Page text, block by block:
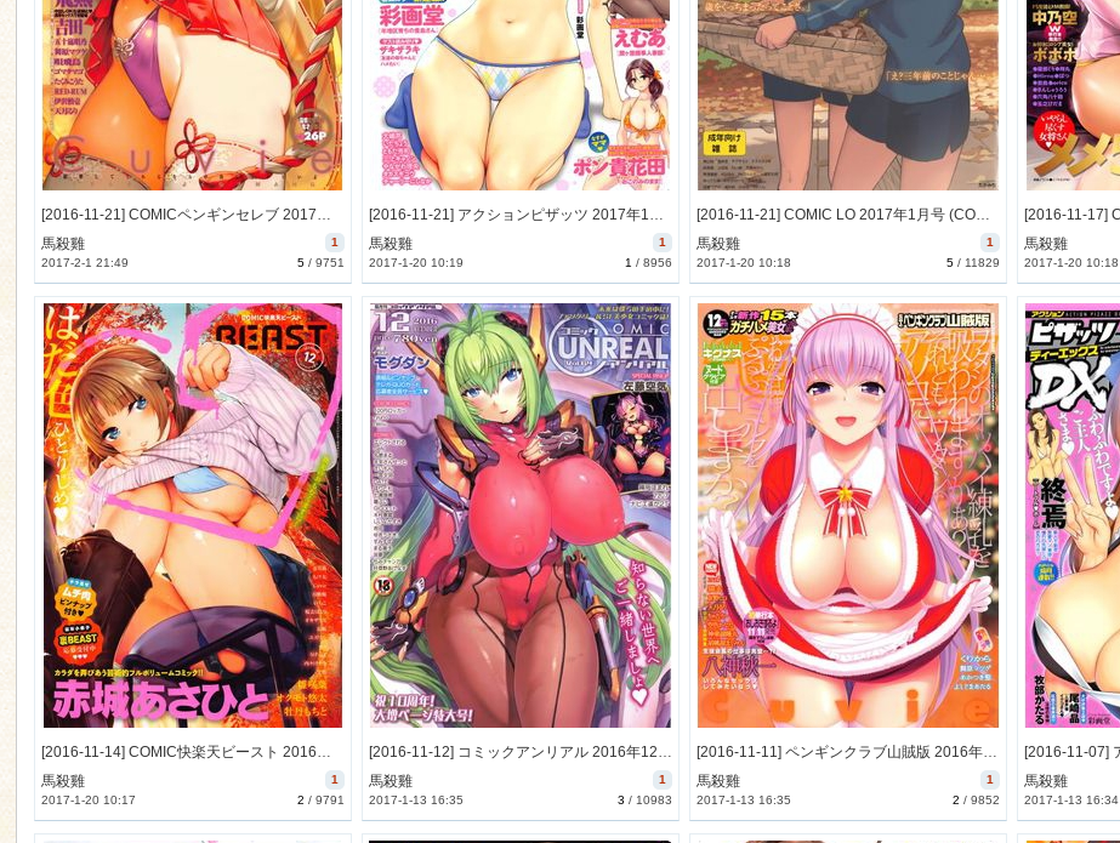
[2016-11-21] COMICペンギンセレブ 2017年1月号 (COMIC Penguin Celeb 2017-1)
1
馬殺雞
5 /9751
2017-2-1 21:49
[2016-11-21] アクションピザッツ 2017年1月号 (Action Pizazz 2017-1)
1
馬殺雞
1 /8956
2017-1-20 10:19
[2016-11-21] COMIC LO 2017年1月号 (COMIC LO 2017-1)
1
馬殺雞
5 / 11829
2017-1-20 10:18
馬殺雞
2017-1-20 10:18
[2016-11-14] COMIC快楽天ビースト 2016年12月号 (COMIC Kairakuten Beast 2016-12)
1
馬殺雞
2 /9791
2017-1-20 10:17
[2016-11-12] コミックアンリアル 2016年12月号 (COMIC Unreal 2016-12)
1
馬殺雞
3 / 10983
2017-1-13 16:35
[2016-11-11] ペンギンクラブ山賊版 2016年12月号 (COMIC Penguin Club Sanzokuban 2016-12)
1
馬殺雞
2 /9852
2017-1-13 16:35
馬殺雞
2017-1-13 16:34